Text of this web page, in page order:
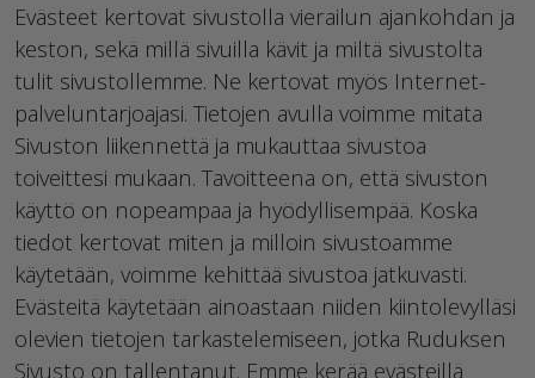
Evästeet kertovat sivustolla vierailun ajankohdan ja
keston, sekä millä sivuilla kävit ja miltä sivustolta
tulit sivustollemme. Ne kertovat myös Internet-
palveluntarjoajasi. Tietojen avulla voimme mitata
Sivuston liikennettä ja mukauttaa sivustoa
toiveittesi mukaan. Tavoitteena on, että sivuston
käyttö on nopeampaa ja hyödyllisempää. Koska
tiedot kertovat miten ja milloin sivustoamme
käytetään, voimme kehittää sivustoa jatkuvasti.
Evästeitä käytetään ainoastaan niiden kiintolevylläsi
olevien tietojen tarkastelemiseen, jotka Ruduksen
Sivusto on tallentanut. Emme kerää evästeillä